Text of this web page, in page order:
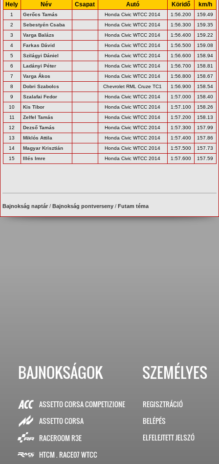
Hely Név Csapat Autó Köridő km/h
1 Gerőcs Tamás Honda Civic WTCC 2014 1:56.200
159.49
2
Sebestyén Csaba Honda Civic WTCC 2014 1:56.300
159.35
3
Varga Balázs Honda Civic WTCC 2014 1:56.400
159.22
4
Farkas Dávid Honda Civic WTCC 2014 1:56.500
159.08
5
Szilágyi Dániel Honda Civic WTCC 2014 1:56.600
158.94
6
Ladányi Péter Honda Civic WTCC 2014 1:56.700
158.81
7
Varga Ákos Honda Civic WTCC 2014 1:56.800
158.67
8
Dobri Szabolcs Chevrolet RML Cruze TC1 1:56.900
158.54
9
Szalafai Fedor Honda Civic WTCC 2014 1:57.000
158.40
10
Kis Tibor Honda Civic WTCC 2014 1:57.100
158.26
11
Zelfel Tamás Honda Civic WTCC 2014 1:57.200
158.13
12
Dezső Tamás Honda Civic WTCC 2014 1:57.300
157.99
13
Miklós Attila Honda Civic WTCC 2014 1:57.400
157.86
14
Magyar Krisztián Honda Civic WTCC 2014 1:57.500
157.73
15
Illés Imre Honda Civic WTCC 2014 1:57.600 157.59
Bajnokság naptár /Bajnokság pontverseny /Futam téma
BAJNOKSÁGOK
ASSETTO CORSA COMPETIZIONE
ASSETTO CORSA
RACEROOM R3E
HTCM . RACE07 WTCC
SZEMÉLYES
REGISZTRÁCIÓ
BELÉPÉS
ELFELEJTETT JELSZÓ